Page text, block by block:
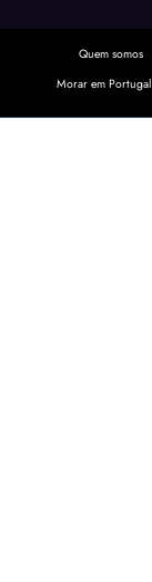
Quem somos
Morar em Portugal